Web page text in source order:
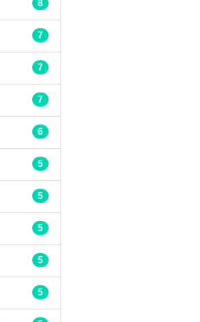
8
7
7
7
6
5
5
5
5
5